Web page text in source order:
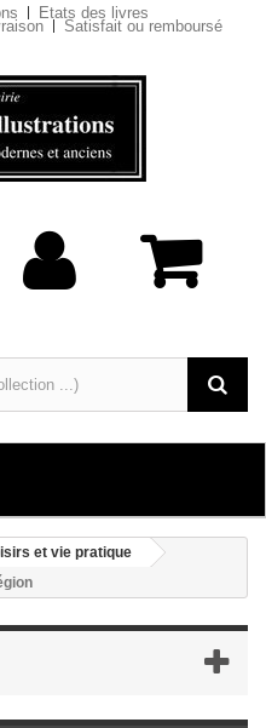
Etats des livres
Satisfait ou remboursé
+
+
+
et vie pratique